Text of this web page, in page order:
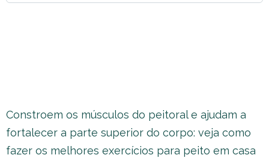
Constroem os músculos do peitoral e ajudam a
fortalecer a parte superior do corpo: veja como
fazer os melhores exercícios para peito em casa